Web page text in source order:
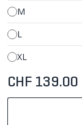
M
L
XL
CHF 139.00